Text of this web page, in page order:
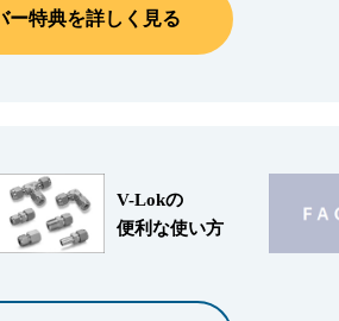
特典を詳しく見る
V-Lokの
便利な使い方